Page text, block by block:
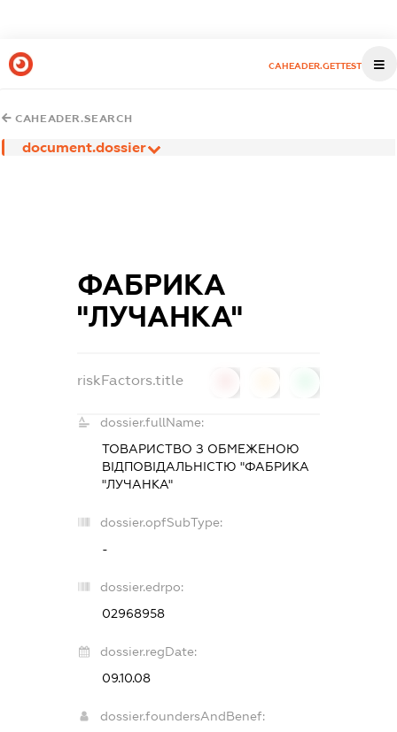
CAHEADER.GETTEST
CAHEADER.SEARCH
document.dossier
ФАБРИКА
"ЛУЧАНКА"
riskFactors.title
dossier.fullName:
ТОВАРИСТВО З ОБМЕЖЕНОЮ
ВІДПОВІДАЛЬНІСТЮ "ФАБРИКА
"ЛУЧАНКА"
dossier.opfSubType:
-
dossier.edrpo:
02968958
dossier.regDate:
09.10.08
dossier.foundersAndBenef: